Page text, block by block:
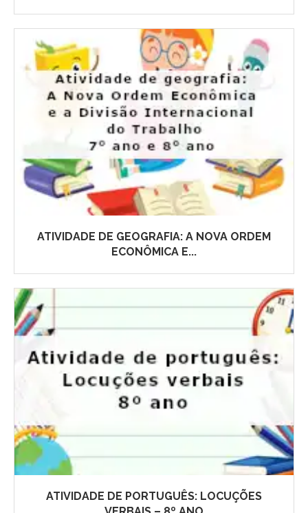
ATIVIDADE DE GEOGRAFIA: A NOVA ORDEM
ECONÔMICA E...
ATIVIDADE DE PORTUGUÊS: LOCUÇÕES